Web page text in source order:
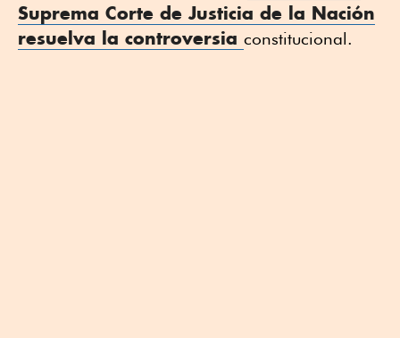
Suprema Corte de Justicia de la Nación
resuelva la controversia constitucional.